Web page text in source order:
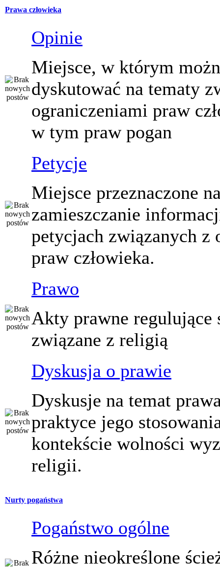
Prawa człowieka
Opinie
Miejsce, w którym
dyskutować na tematy
ograniczeniami praw
w tym praw pogan
Petycje
Miejsce przeznaczone
zamieszczanie
petycjach związanych z
praw człowieka.
Prawo
Akty prawne regulujące
związane z religią
Dyskusja o prawie
Dyskusje na temat
praktyce jego
kontekście wolności
religii.
Nurty pogaństwa
Pogaństwo ogólne
Różne nieokreślone